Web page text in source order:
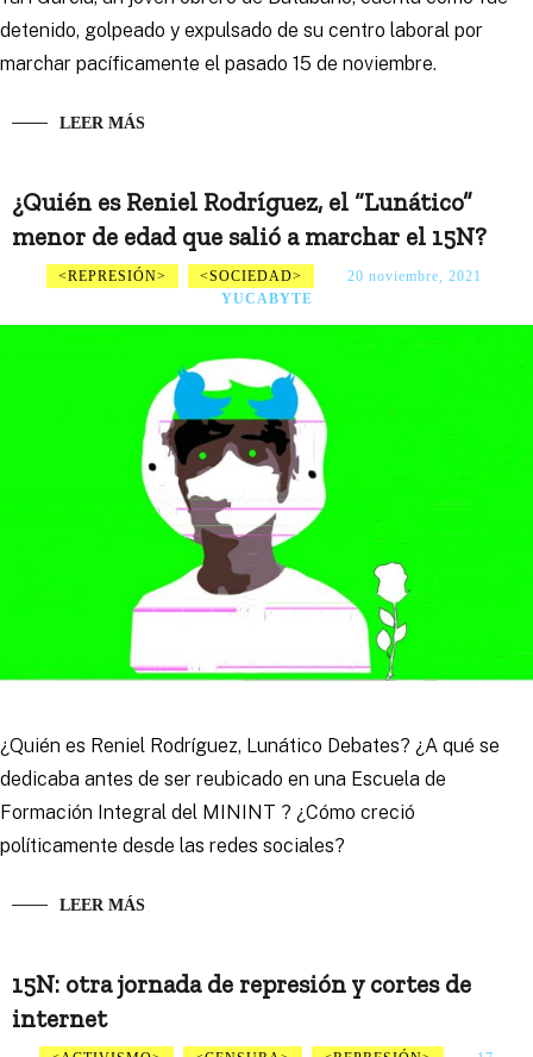
detenido, golpeado y expulsado de su centro laboral por
marchar pacíficamente el pasado 15 de noviembre.
LEER MÁS
¿Quién es Reniel Rodríguez, el “Lunático”
menor de edad que salió a marchar el 15N?
REPRESIÓN SOCIEDAD
20 noviembre, 2021
YUCABYTE
¿Quién es Reniel Rodríguez, Lunático Debates? ¿A qué se
dedicaba antes de ser reubicado en una Escuela de
Formación Integral del MININT ? ¿Cómo creció
políticamente desde las redes sociales?
LEER MÁS
15N: otra jornada de represión y cortes de
internet